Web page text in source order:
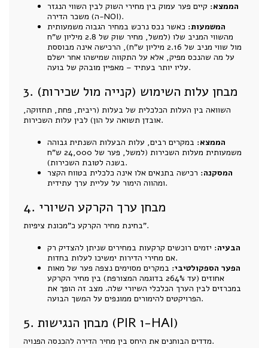
הממצא: קיים פער עמוק בין מחירי השוק לבין השווי הנגזר
משכר הדירה (ה-NOI).
המשמעות: כאשר נכס נרכש במחיר הגבוה משמעותית
מהשווי המניב שלו (למשל, מחיר שוק של 2.8 מיליון ש"ח
מול שווי מניב של 2.16 מיליון ש"ח), הרכישה אינה מבוססת
על מה שהנכס מפיק, אלא על התקווה שמישהו אחר ישלם
עליו יותר בעתיד – מאפיין מובהק של בועה.
3. מבחן עלות השימוש (קנייה מול שכירות)
השוואה בין העלות הכלכלית של בעלות (ריבית, פחת, תחזוקה,
אובדן תשואה על הון) לבין עלות השכירות.
הממצא: במקרים רבים, עלות הבעלות השנתית גבוהה
משמעותית מעלות השכירות (למשל, פער של 24,000 ש"ח
בשנה לטובת השכירות).
המסקנה: רכישה בתנאים אלו אינה כלכלית בטווח הקצר
ומהווה הימור על עליית ערך עתידית.
4. מבחן ערך הקרקע השיורי
בחינת מחיר הקרקע כ"מכונת ציפיות".
הבעיה: יזמים רוכשים קרקעות במחירים שניתן להצדיק רק
אם מחירי הדירות ימשיכו לעלות בחדות.
הפער הספקולטיבי: במקרים מסוימים נצפה פער של מאות
אחוזים (עד 264% בדוגמה המצורפת) בין מחיר הקרקע
במכרזים לבין הערך הכלכלי השיורי שלה. מצב זה הופך את
הפרויקטים להימורים ממונפים על המשך הבועה.
5. מבחן הנגישות (PIR ו-HAI)
מדדים הבוחנים את היחס בין מחיר הדירה להכנסה הפנויה.